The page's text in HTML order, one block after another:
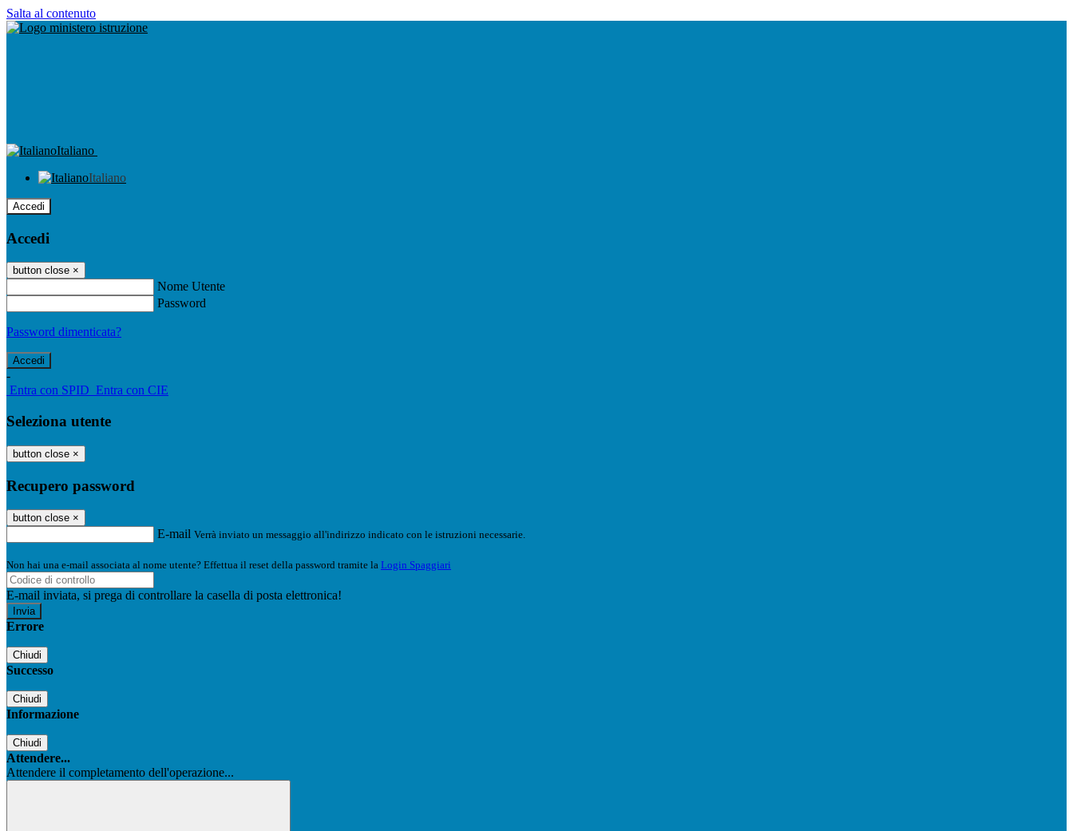
Salta al contenuto
Italiano
Italiano
Accedi
Accedi
button close ×
Nome Utente
Password
Password dimenticata?
-
Entra con SPID Entra con CIE
Seleziona utente
button close ×
Recupero password
button close ×
E-mail Verrà inviato un messaggio all'indirizzo indicato con le istruzioni necessarie.
Non hai una e-mail associata al nome utente? Effettua il reset della password tramite la Login Spaggiari
E-mail inviata, si prega di controllare la casella di posta elettronica!
Errore
Chiudi
Successo
Chiudi
Informazione
Chiudi
Attendere...
Attendere il completamento dell'operazione...